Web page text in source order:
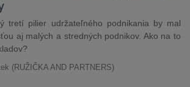
tretí pilier udržateľného podnikania by mal
aj malých a stredných podnikov. Ako na to
(RUŽIČKA AND PARTNERS)